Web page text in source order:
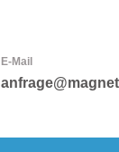
E-Mail